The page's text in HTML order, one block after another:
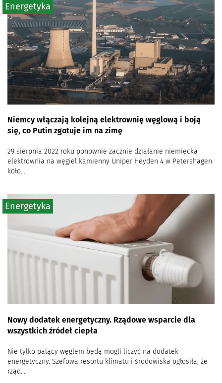
Niemcy włączają kolejną elektrownię węglową i boją
się, co Putin zgotuje im na zimę
29 sierpnia 2022 roku ponownie zacznie działanie niemiecka
elektrownia na węgiel kamienny Uniper Heyden 4 w Petershagen
koło...
Energetyka
Nowy dodatek energetyczny. Rządowe wsparcie dla
wszystkich źródeł ciepła
Nie tylko palący węglem będą mogli liczyć na dodatek
energetyczny. Szefowa resortu klimatu i środowiska ogłosiła, że
rząd...
Energetyka